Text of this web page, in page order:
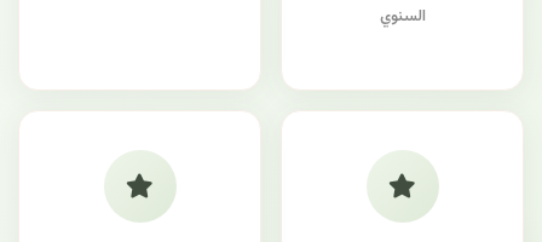
السنوي